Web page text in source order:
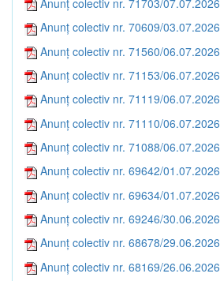
Anunț colectiv nr. 70609/03.07.2026
Anunț colectiv nr. 71560/06.07.2026
Anunț colectiv nr. 71153/06.07.2026
Anunț colectiv nr. 71119/06.07.2026
Anunț colectiv nr. 71110/06.07.2026
Anunț colectiv nr. 71088/06.07.2026
Anunț colectiv nr. 69642/01.07.2026
Anunț colectiv nr. 69634/01.07.2026
Anunț colectiv nr. 69246/30.06.2026
Anunț colectiv nr. 68678/29.06.2026
Anunț colectiv nr. 68169/26.06.2026